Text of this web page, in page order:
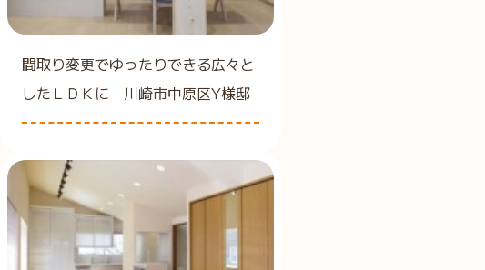
間取り変更でゆったりできる広々と
したＬＤＫに 川崎市中原区Y様邸